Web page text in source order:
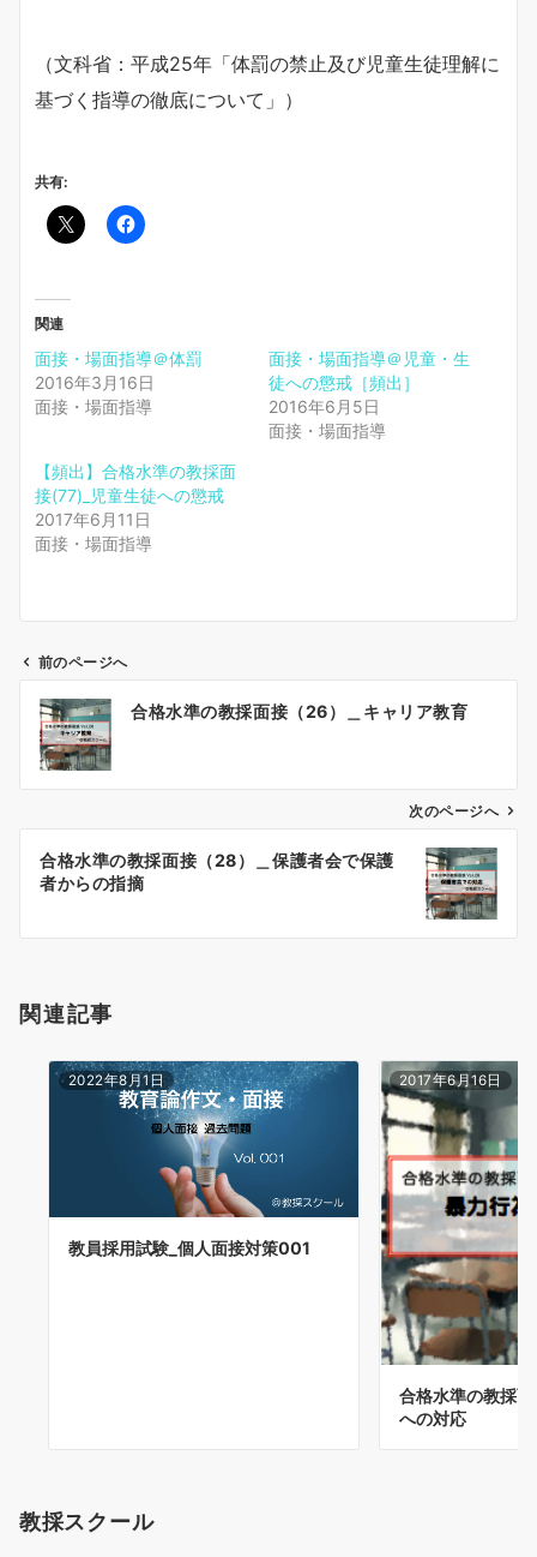
（文科省：平成25年「体罰の禁止及び児童生徒理解に
基づく指導の徹底について」）
共有:
関連
面接・場面指導＠体罰
2016年3月16日
面接・場面指導
面接・場面指導＠児童・生
徒への懲戒［頻出］
2016年6月5日
面接・場面指導
【頻出】合格水準の教採面
接(77)_児童生徒への懲戒
2017年6月11日
面接・場面指導
ン
前のページへ
合格水準の教採面接（26）＿キャリア教育
次のページへ
合格水準の教採面接（28）＿保護者会で保護
者からの指摘
関連記事
2022年8月1日
教員採用試験_個人面接対策001
2017年6月16日
合格水準の教採
への対応
教採スクール